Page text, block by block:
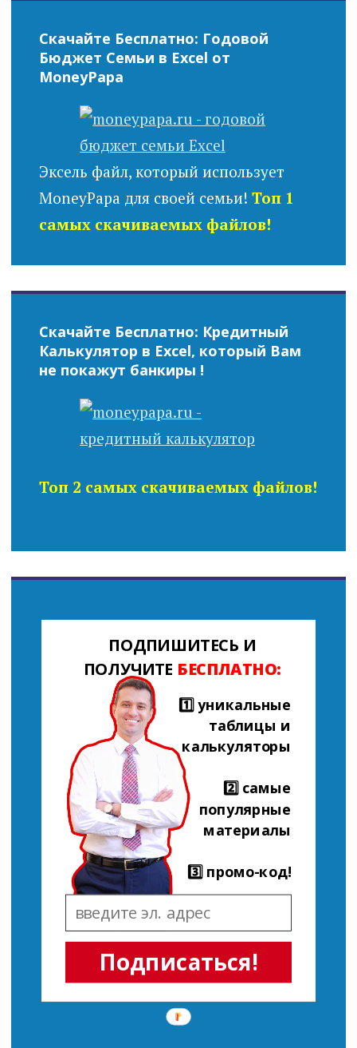
Скачайте Бесплатно: Годовой
Бюджет Семьи в Excel от
MoneyPapa
Эксель файл, который использует
MoneyPapa для своей семьи! Топ 1
самых скачиваемых файлов!
Скачайте Бесплатно: Кредитный
Калькулятор в Excel, который Вам
не покажут банкиры !
Топ 2 самых скачиваемых файлов!
Подписаться!
ПОДПИШИТЕСЬ И
ПОЛУЧИТЕ БЕСПЛАТНО:
1️⃣ уникальные
таблицы и
калькуляторы
2️⃣ самые
популярные
материалы
3️⃣ промо-код!